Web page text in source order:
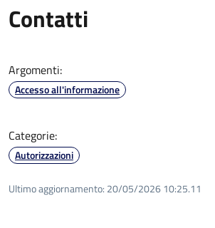
Contatti
Argomenti:
Accesso all'informazione
Categorie:
Autorizzazioni
Ultimo aggiornamento: 20/05/2026 10:25.11